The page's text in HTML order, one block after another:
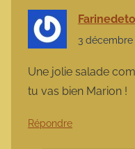
3 décembre
Une jolie salade
tu vas bien Marion !
Répondre